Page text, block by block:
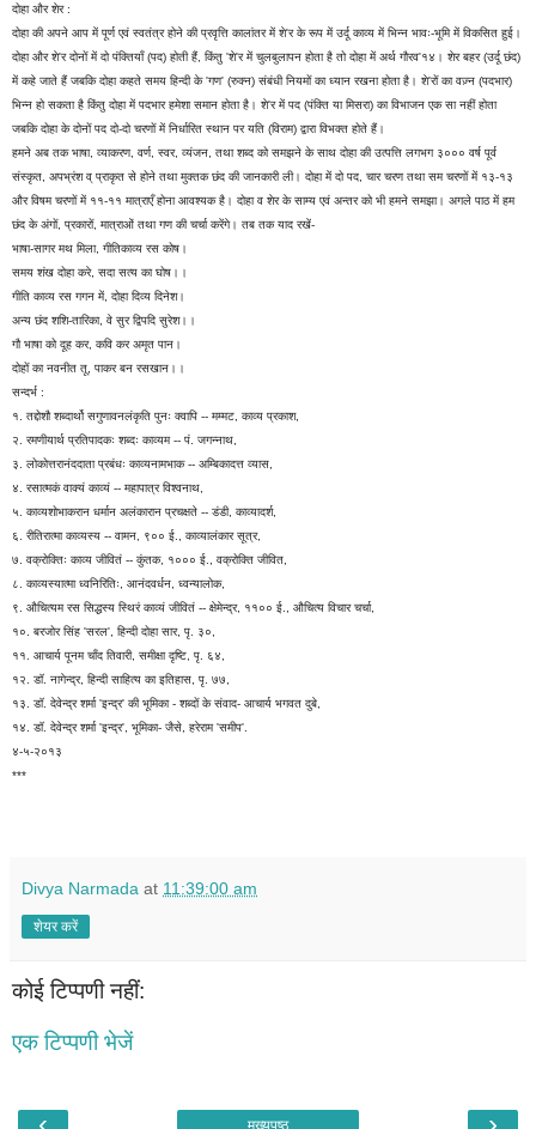
दोहा और शेर :
दोहा की अपने आप में पूर्ण एवं स्वतंत्र होने की प्रवृत्ति कालांतर में शे'र के रूप में उर्दू काव्य में भिन्न भावः-भूमि में विकसित हुई।
दोहा और शे'र दोनों में दो पंक्तियाँ (पद) होती हैं, किंतु 'शे'र में चुलबुलापन होता है तो दोहा में अर्थ गौरव'१४। शेर बहर (उर्दू छंद)
में कहे जाते हैं जबकि दोहा कहते समय हिन्दी के 'गण' (रुक्न) संबंधी नियमों का ध्यान रखना होता है। शे'रों का वज़्न (पदभार)
भिन्न हो सकता है किंतु दोहा में पदभार हमेशा समान होता है। शे'र में पद (पंक्ति या मिसरा) का विभाजन एक सा नहीं होता
जबकि दोहा के दोनों पद दो-दो चरणों में निर्धारित स्थान पर यति (विराम) द्वारा विभक्त होते हैं।
हमने अब तक भाषा, व्याकरण, वर्ण, स्वर, व्यंजन, तथा शब्द को समझने के साथ दोहा की उत्पत्ति लगभग ३००० वर्ष पूर्व
संस्कृत, अपभ्रंश व् प्राकृत से होने तथा मुक्तक छंद की जानकारी ली। दोहा में दो पद, चार चरण तथा सम चरणों में १३-१३
और विषम चरणों में ११-११ मात्राएँ होना आवश्यक है। दोहा व शेर के साम्य एवं अन्तर को भी हमने समझा। अगले पाठ में हम
छंद के अंगों, प्रकारों, मात्राओं तथा गण की चर्चा करेंगे। तब तक याद रखें-
भाषा-सागर मथ मिला, गीतिकाव्य रस कोष।
समय शंख दोहा करे, सदा सत्य का घोष।।
गीति काव्य रस गगन में, दोहा दिव्य दिनेश।
अन्य छंद शशि-तारिका, वे सुर द्विपदि सुरेश।।
गौ भाषा को दूह कर, कवि कर अमृत पान।
दोहों का नवनीत तू, पाकर बन रसखान।।
सन्दर्भ :
१. तद्दोशौ शब्दार्थो सगुणावनलंकृति पुनः क्वापि -- मम्मट, काव्य प्रकाश,
२. रमणीयार्थ प्रतिपादकः शब्दः काव्यम -- पं. जगन्नाथ,
३. लोकोत्तरानंददाता प्रबंधः काव्यनामभाक -- अम्बिकादत्त व्यास,
४. रसात्मकं वाक्यं काव्यं -- महापात्र विश्वनाथ,
५. काव्यशोभाकरान धर्मान अलंकारान प्रचक्षते -- डंडी, काव्यादर्श,
६. रीतिरात्मा काव्यस्य -- वामन, ९०० ई., काव्यालंकार सूत्र,
७. वक्रोक्तिः काव्य जीवितं -- कुंतक, १००० ई., वक्रोक्ति जीवित,
८. काव्यस्यात्मा ध्वनिरितिः, आनंदवर्धन, ध्वन्यालोक,
९. औचित्यम रस सिद्धस्य स्थिरं काव्यं जीवितं -- क्षेमेन्द्र, ११०० ई., औचित्य विचार चर्चा,
१०. बरजोर सिंह 'सरल', हिन्दी दोहा सार, पृ. ३०,
११. आचार्य पूनम चाँद तिवारी, समीक्षा दृष्टि, पृ. ६४,
१२. डॉ. नागेन्द्र, हिन्दी साहित्य का इतिहास, पृ. ७७,
१३. डॉ. देवेन्द्र शर्मा 'इन्द्र' की भूमिका - शब्दों के संवाद- आचार्य भगवत दुबे,
१४. डॉ. देवेन्द्र शर्मा 'इन्द्र', भूमिका- जैसे, हरेराम 'समीप'.
४-५-२०१३
***
Divya Narmada at 11:39:00 am
शेयर करें
कोई टिप्पणी नहीं:
एक टिप्पणी भेजें
मुख्यपृष्ठ